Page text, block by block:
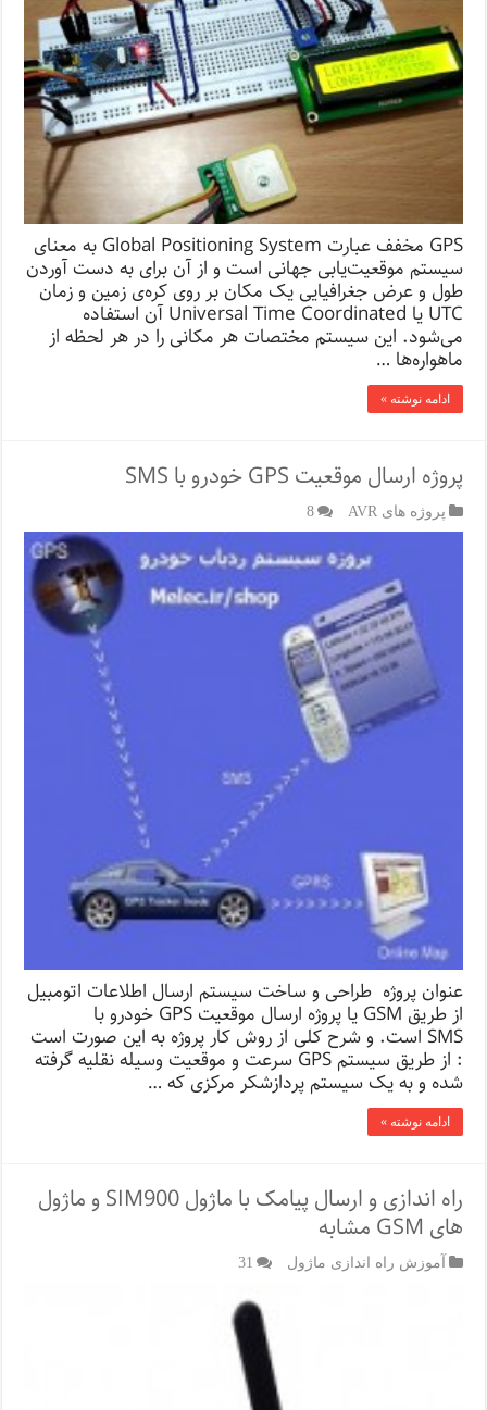
GPS مخفف عبارت Global Positioning System به معنای
سیستم موقعیت‌یابی جهانی است و از آن برای به دست آوردن
طول و عرض جغرافیایی یک مکان بر روی کره‌ی زمین و زمان
UTC یا Universal Time Coordinated آن استفاده
می‌شود. این سیستم مختصات هر مکانی را در هر لحظه از
ماهواره‌ها …
ادامه نوشته »
پروژه ارسال موقعیت GPS خودرو با SMS
پروژه های AVR 8
عنوان پروژه طراحی و ساخت سیستم ارسال اطلاعات اتومبیل
از طریق GSM یا پروژه ارسال موقعیت GPS خودرو با
SMS است. و شرح کلی از روش کار پروژه به این صورت است
: از طریق سیستم GPS سرعت و موقعیت وسیله نقلیه گرفته
شده و به یک سیستم پردازشکر مرکزی که …
ادامه نوشته »
راه اندازی و ارسال پیامک با ماژول SIM900 و ماژول
های GSM مشابه
آموزش راه اندازی ماژول 31